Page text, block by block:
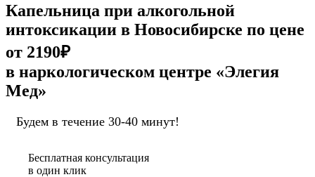
Капельница при алкогольной
интоксикации в Новосибирске по цене
от 2190₽
в наркологическом центре «Элегия
Мед»
Будем в течение 30-40 минут!
Бесплатная консультация
в один клик